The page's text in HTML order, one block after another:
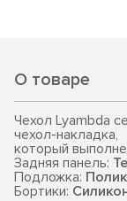
О товаре
Чехол Lyambda
чехол-накладка,
который
Задняя панель:
Подложка:
Бортики: